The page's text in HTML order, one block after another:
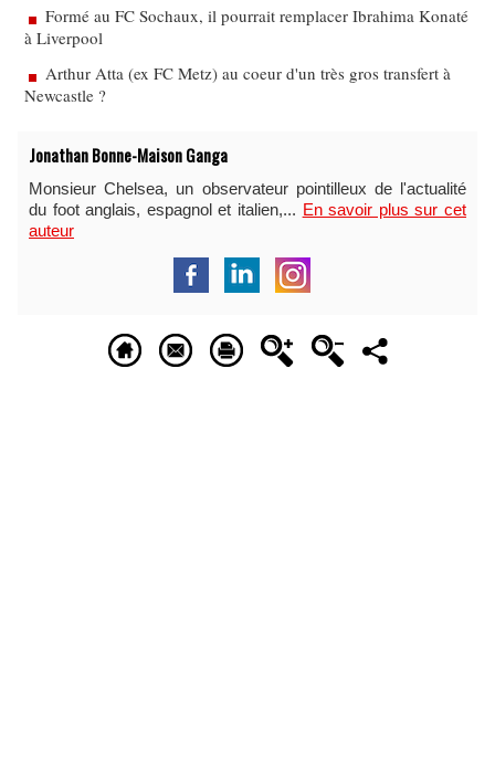
Formé au FC Sochaux, il pourrait remplacer Ibrahima Konaté
à Liverpool
Arthur Atta (ex FC Metz) au coeur d'un très gros transfert à
Newcastle ?
Jonathan Bonne-Maison Ganga
Monsieur Chelsea, un observateur pointilleux de l'actualité
du foot anglais, espagnol et italien,... En savoir plus sur cet
auteur